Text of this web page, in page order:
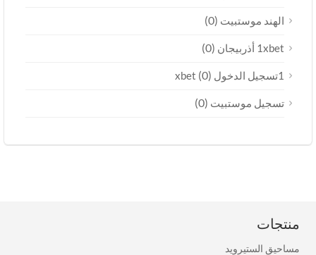
الهند موستبيت(0)
1xbet أذربيجان (0)
1تسجيل الدخول xbet (0)
تسجيل موستبيت(0)
منتجات
مساحيق الستيرويد